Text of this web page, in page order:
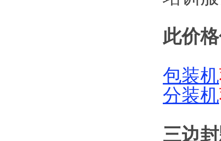
此价
包装机
分装机
三边